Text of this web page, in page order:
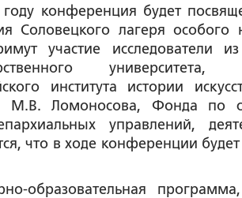
конференция будет
Соловецкого лагеря особого
участие исследователи
университета,
института истории
М.В. Ломоносова, Фонда по
управлений,
что в ходе конференции
образовательная